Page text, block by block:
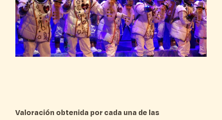
Valoración obtenida por cada una de las